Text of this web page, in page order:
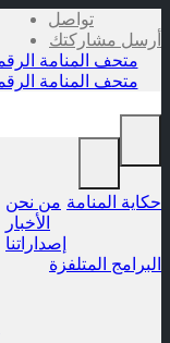
تواصل
أرسل مشاركتك
حكاية المنامة من نحن
الأخبار
إصداراتنا
البرامج المتلفزة